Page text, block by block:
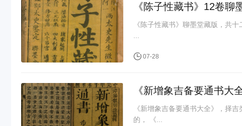
《陈子性藏书》12卷聊
《陈子性藏书》聊墨堂藏版，共
07-28
《新增象吉备要通书大
《新增象吉备要通书大全》，择
的， 《...